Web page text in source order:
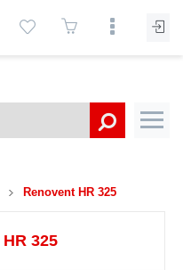
Renovent HR 325
325